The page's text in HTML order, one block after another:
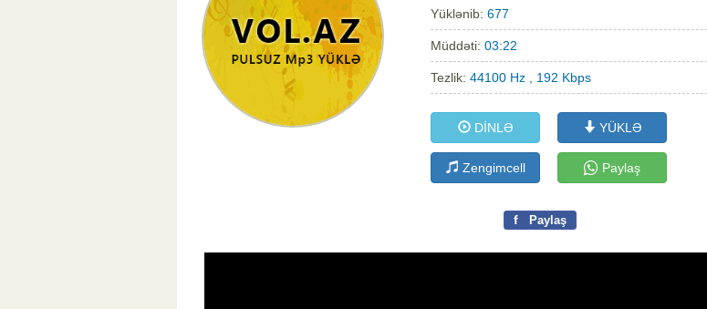
Yüklənib: 677
Müddəti: 03:22
Tezlik: 44100 Hz , 192 Kbps
DİNLƏ YÜKLƏ
Zengimcell Paylaş
f Paylaş